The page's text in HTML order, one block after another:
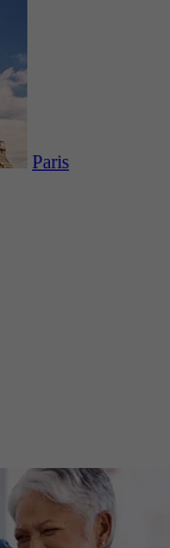
Paris